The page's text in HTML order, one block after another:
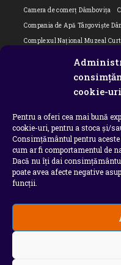
cookie-uri
Pentru a oferi cea mai bună
cookie-uri, pentru a stoca și/
Consimțământul pentru
cum ar fi comportamentul de
Dacă nu îți dai
poate avea afecte negative
funcții.
Camera de comerț Dâmbovița
Compania de Apă Târgoviște
Complexul Național Muzeal
intreruperi energie electrica
MApN
Ministerul Educației
Oana Filip
Prefectura
primaria Răzvad
Primaria
psiholog
Serial Situatia
Universitatea Valahia
Copyright
Utilizatorii pot